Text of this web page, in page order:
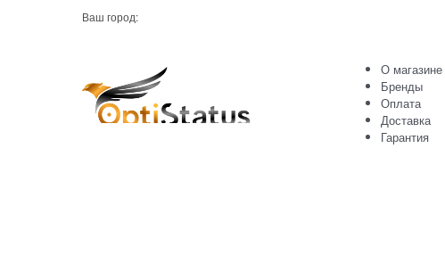
Ваш город:
О магазине
Бренды
Оплата
Доставка
Гарантия